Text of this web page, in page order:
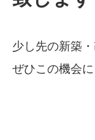
少し先の新築
ぜひこの機会